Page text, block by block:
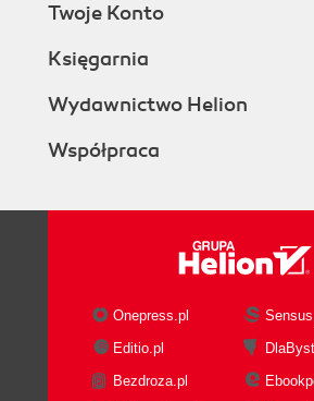
Gist from the Command Line
Gists that Render Gists
Going Deeper into the
Summary
Markup and Structure
Links
Code snippets
No styling or
Inserting images
Twoje Konto
Księgarnia
Wydawnictwo Helion
Współpraca
Onepress.pl
Editio.pl
Bezdroza.pl